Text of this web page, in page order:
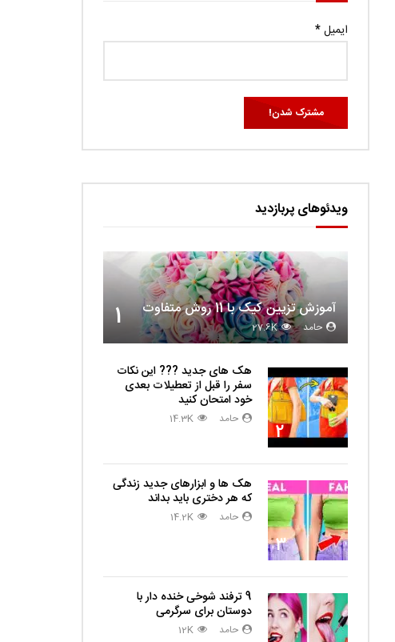
ایمیل*
ویدئوهای پربازدید
1 آموزش تزیین کیک با 11 روش متفاوت
حامد 27.6K
2
هک های جدید ??️? این نکات
سفر را قبل از تعطیلات بعدی
خود امتحان کنید
حامد 14.3K
3
هک ها و ابزارهای جدید زندگی
که هر دختری باید بداند
حامد 14.2K
9 ترفند شوخی خنده دار با
دوستان برای سرگرمی
حامد 12K